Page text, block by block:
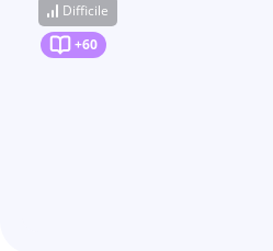
Difficile
+60